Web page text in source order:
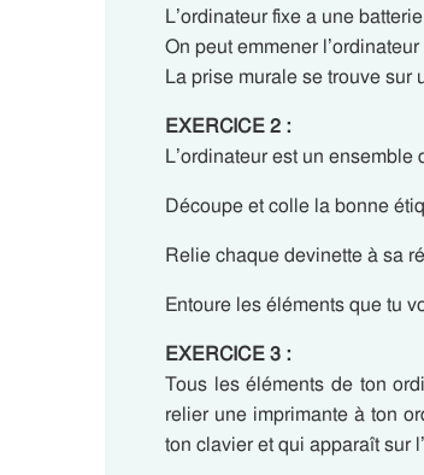
L’ordinateur fixe a une
On peut emmener
La prise murale se trouve sur
EXERCICE 2 :
L’ordinateur est un
Découpe et colle la bonne
Relie chaque devinette à sa
Entoure les éléments que tu
EXERCICE 3 :
Tous les éléments de ton
relier une imprimante à ton
ton clavier et qui apparaît sur